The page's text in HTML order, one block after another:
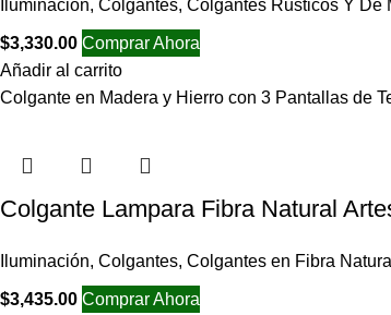
Iluminación, Colgantes, Colgantes Rusticos Y De
$3,330.00 Comprar Ahora
Añadir al carrito
Colgante en Madera y Hierro con 3 Pantallas de
Colgante Lampara Fibra Natural
Iluminación, Colgantes, Colgantes en Fibra Natural
$3,435.00 Comprar Ahora